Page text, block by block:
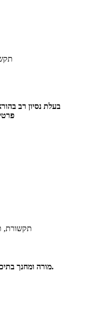
בעלת נסיון רב
תקשורת,
מורה ומחנך בתיכון בעל ניסיון בהכנה לבגרות במקצועות שונים.